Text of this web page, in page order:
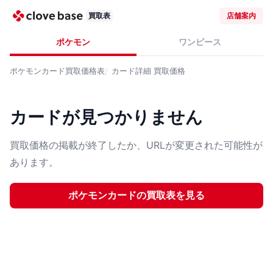
買取表 店舗案内
ポケモン ワンピース
ポケモンカード買取価格表 カード詳細 買取価格
カードが見つかりません
買取価格の掲載が終了したか、URLが変更された可能性が
あります。
ポケモンカードの買取表を見る